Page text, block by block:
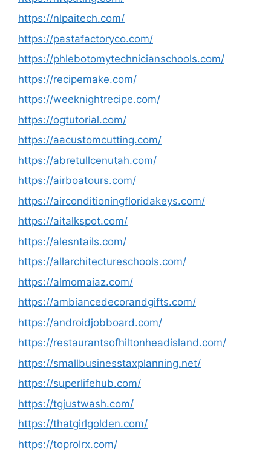
https://nlpaitech.com/
https://pastafactoryco.com/
https://phlebotomytechnicianschools.com/
https://recipemake.com/
https://weeknightrecipe.com/
https://ogtutorial.com/
https://aacustomcutting.com/
https://abretullcenutah.com/
https://airboatours.com/
https://airconditioningfloridakeys.com/
https://aitalkspot.com/
https://alesntails.com/
https://allarchitectureschools.com/
https://almomaiaz.com/
https://ambiancedecorandgifts.com/
https://androidjobboard.com/
https://restaurantsofhiltonheadisland.com/
https://smallbusinesstaxplanning.net/
https://superlifehub.com/
https://tgjustwash.com/
https://thatgirlgolden.com/
https://toprolrx.com/